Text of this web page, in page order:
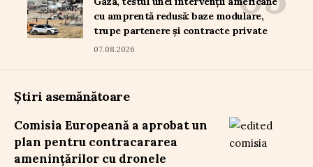
cu amprentă redusă: baze modulare,
trupe partenere și contracte private
07.08.2026
Știri asemănătoare
Comisia Europeană a aprobat un
plan pentru contracararea
amenințărilor cu dronele